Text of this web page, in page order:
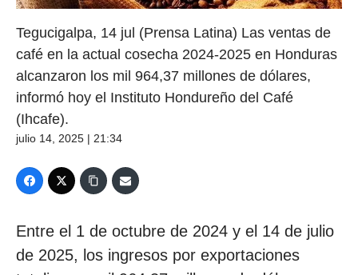
Tegucigalpa, 14 jul (Prensa Latina) Las ventas de
café en la actual cosecha 2024-2025 en Honduras
alcanzaron los mil 964,37 millones de dólares,
informó hoy el Instituto Hondureño del Café
(Ihcafe).
julio 14, 2025 | 21:34
Entre el 1 de octubre de 2024 y el 14 de julio
de 2025, los ingresos por exportaciones